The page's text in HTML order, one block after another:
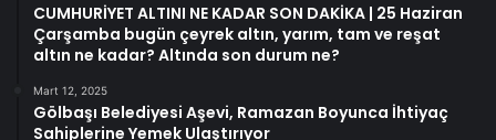
CUMHURİYET ALTINI NE KADAR SON DAKİKA | 25 Haziran
Çarşamba bugün çeyrek altın, yarım, tam ve reşat
altın ne kadar? Altında son durum ne?
Mart 12, 2025
Gölbaşı Belediyesi Aşevi, Ramazan Boyunca İhtiyaç
Sahiplerine Yemek Ulaştırıyor